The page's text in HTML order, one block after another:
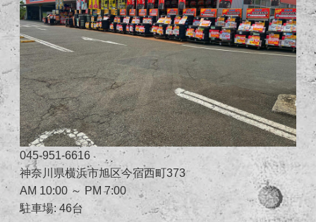
045-951-6616
神奈川県横浜市旭区今宿西町373
AM 10:00 ～ PM 7:00
駐車場: 46台